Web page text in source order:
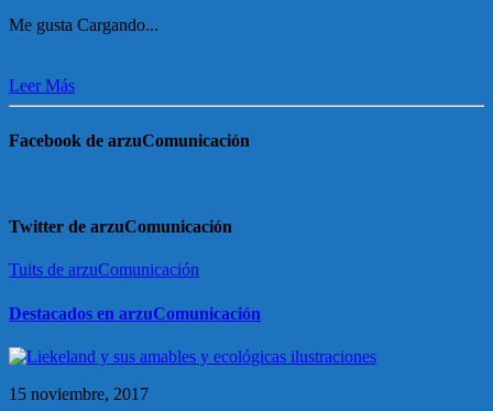
Me gusta Cargando...
Leer Más
Facebook de arzuComunicación
Twitter de arzuComunicación
Tuits de arzuComunicación
Destacados en arzuComunicación
15 noviembre, 2017